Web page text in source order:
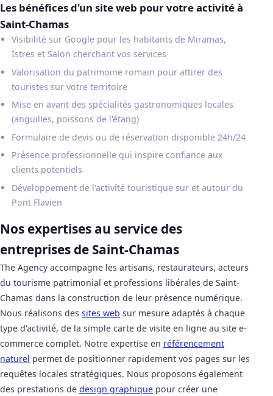
Les bénéfices d'un site web pour votre activité à
Saint-Chamas
Visibilité sur Google pour les habitants de Miramas,
Istres et Salon cherchant vos services
Valorisation du patrimoine romain pour attirer des
touristes sur votre territoire
Mise en avant des spécialités gastronomiques locales
(anguilles, poissons de l'étang)
Formulaire de devis ou de réservation disponible 24h/24
Présence professionnelle qui inspire confiance aux
clients potentiels
Développement de l'activité touristique sur et autour du
Pont Flavien
Nos expertises au service des
entreprises de Saint-Chamas
The Agency accompagne les artisans, restaurateurs, acteurs
du tourisme patrimonial et professions libérales de Saint-
Chamas dans la construction de leur présence numérique.
Nous réalisons des sites web sur mesure adaptés à chaque
type d'activité, de la simple carte de visite en ligne au site e-
commerce complet. Notre expertise en référencement
naturel permet de positionner rapidement vos pages sur les
requêtes locales stratégiques. Nous proposons également
des prestations de design graphique pour créer une